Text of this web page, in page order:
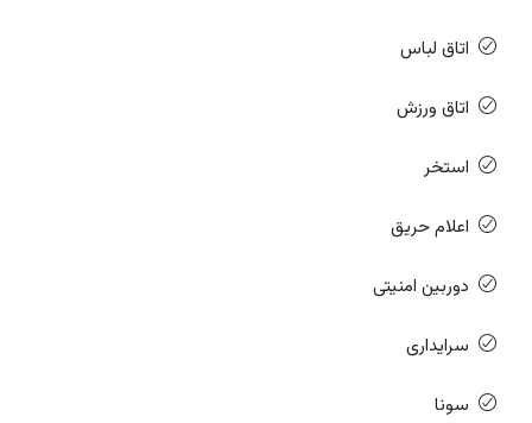
اتاق لباس
اتاق ورزش
استخر
اعلام حریق
دوربین امنیتی
سرایداری
سونا